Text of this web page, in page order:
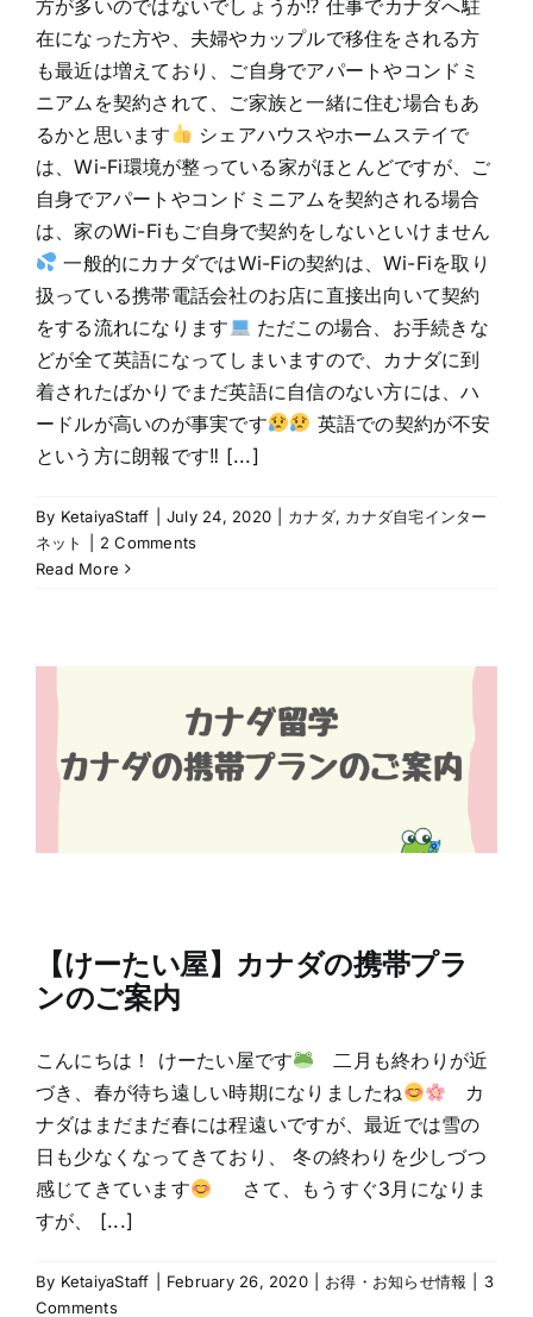
方が多いのではないでしょうか⁉ 仕事でカナダへ駐
在になった方や、夫婦やカップルで移住をされる方
も最近は増えており、ご自身でアパートやコンドミ
ニアムを契約されて、ご家族と一緒に住む場合もあ
るかと思います
シェアハウスやホームステイで
は、Wi-Fi環境が整っている家がほとんどですが、ご
自身でアパートやコンドミニアムを契約される場合
は、家のWi-Fiもご自身で契約をしないといけません
一般的にカナダではWi-Fiの契約は、Wi-Fiを取り
扱っている携帯電話会社のお店に直接出向いて契約
をする流れになります
ただこの場合、お手続きな
どが全て英語になってしまいますので、カナダに到
着されたばかりでまだ英語に自信のない方には、ハ
ードルが高いのが事実です
英語での契約が不安
という方に朗報です‼ [...]
By KetaiyaStaff July 24, 2020 カナダ, カナダ自宅インター
ネット
2 Comments
Read More
【けーたい屋】カナダの携帯プラ
ンのご案内
こんにちは！ けーたい屋です
二月も終わりが近
づき、春が待ち遠しい時期になりましたね
カ
ナダはまだまだ春には程遠いですが、最近では雪の
日も少なくなってきており、 冬の終わりを少しづつ
感じてきています
さて、もうすぐ3月になりま
すが、 [...]
By KetaiyaStaff February 26, 2020 お得・お知らせ情報
3
Comments